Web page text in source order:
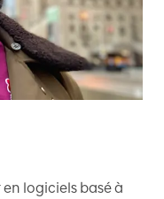
logiciels basé à